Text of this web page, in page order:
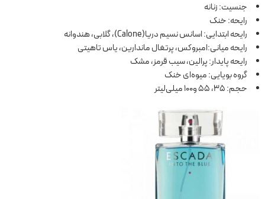
جنسیت: زنانه
رایحه: خنک
رایحه ابتدایی: اسانس نسیم دریا(Calone)، گلابی، هندوانه
رایحه میانی:امبروکس، پرتغال ماندارین، یاس تاهیتی
رایحه پایدار: پرالین، سیب قرمز، مشک
گروه بویایی: میوه‌ای خنک
حجم: 35، 55 و100 میلی‌لیتر